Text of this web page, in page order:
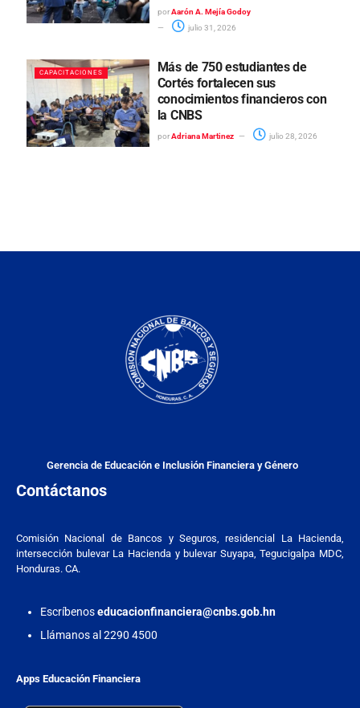
por Aarón A. Mejía Godoy
julio 31, 2026
CAPACITACIONES
Más de 750 estudiantes de
Cortés fortalecen sus
conocimientos financieros con
la CNBS
por Adriana Martinez julio 28, 2026
Gerencia de Educación e Inclusión Financiera y Género
Contáctanos
Comisión Nacional de Bancos y Seguros, residencial La Hacienda,
intersección bulevar La Hacienda y bulevar Suyapa, Tegucigalpa MDC,
Honduras. CA.
Escríbenoseducacionfinanciera@cnbs.gob.hn
Llámanos al 2290 4500
Apps Educación Financiera